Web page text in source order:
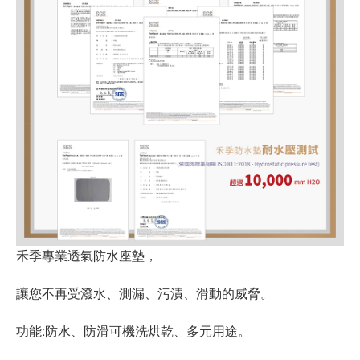
禾季專業透氣防水座墊，
讓您不再受潑水、測漏、污漬、滑動的威脅。
功能:防水、防滑可機洗烘乾、多元用途。